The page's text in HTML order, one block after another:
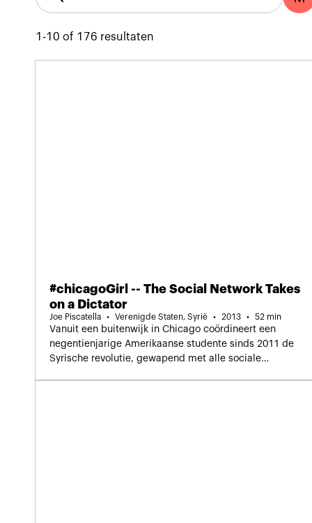
1-10 of 176 resultaten
#chicagoGirl -- The Social Network Takes
on a Dictator
Joe Piscatella Verenigde Staten, Syrië 2013 52 min
Vanuit een buitenwijk in Chicago coördineert een
negentienjarige Amerikaanse studente sinds 2011 de
Syrische revolutie, gewapend met alle sociale